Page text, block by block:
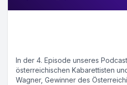
In der 4. Episode unseres
österreichischen Kabarettisten
Wagner, Gewinner des